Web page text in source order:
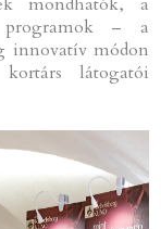
programok – a
innovatív módon
látogatói